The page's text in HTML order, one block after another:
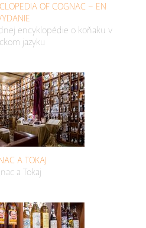
OF COGNAC – EN
encyklopédie o koňaku v
jazyku
A TOKAJ
a Tokaj